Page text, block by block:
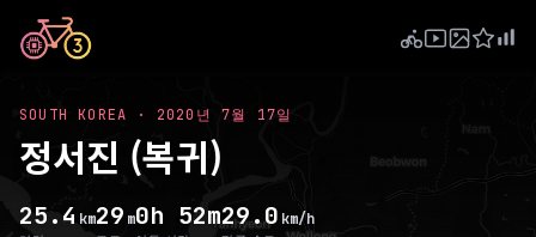
SOUTH KOREA · 2020년 7월 17일
정서진 (복귀)
25.4 km29 m0h 52m29.0 km/h